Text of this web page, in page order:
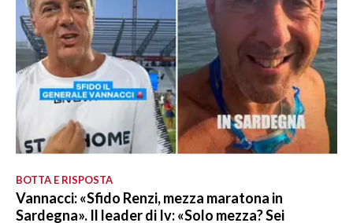
BOTTA E RISPOSTA
Vannacci: «Sfido Renzi, mezza maratona in
Sardegna». Il leader di Iv: «Solo mezza? Sei